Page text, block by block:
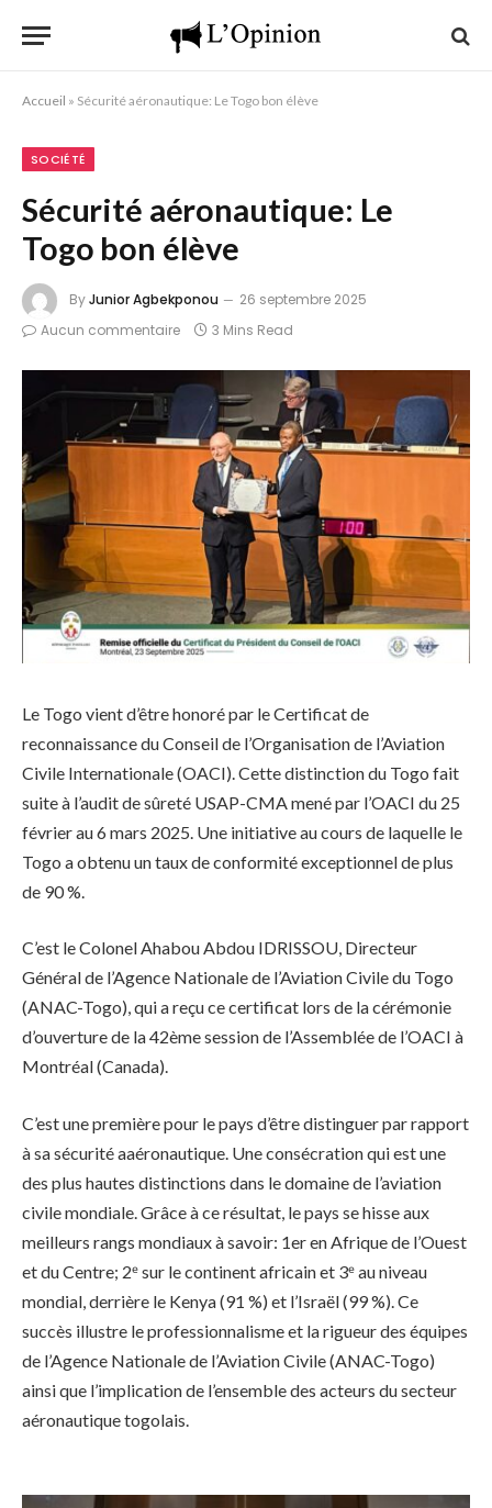
Accueil » Sécurité aéronautique: Le Togo bon élève
SOCIÉTÉ
Sécurité aéronautique: Le
Togo bon élève
ByJunior Agbekponou
26 septembre 2025
Aucun commentaire
3 Mins Read
Le Togo vient d’être honoré par le Certificat de
reconnaissance du Conseil de l’Organisation de l’Aviation
Civile Internationale (OACI). Cette distinction du Togo fait
suite à l’audit de sûreté USAP-CMA mené par l’OACI du 25
février au 6 mars 2025. Une initiative au cours de laquelle le
Togo a obtenu un taux de conformité exceptionnel de plus
de 90 %.
C’est le Colonel Ahabou Abdou IDRISSOU, Directeur
Général de l’Agence Nationale de l’Aviation Civile du Togo
(ANAC-Togo), qui a reçu ce certificat lors de la cérémonie
d’ouverture de la 42ème session de l’Assemblée de l’OACI à
Montréal (Canada).
C’est une première pour le pays d’être distinguer par rapport
à sa sécurité aaéronautique. Une consécration qui est une
des plus hautes distinctions dans le domaine de l’aviation
civile mondiale. Grâce à ce résultat, le pays se hisse aux
meilleurs rangs mondiaux à savoir: 1er en Afrique de l’Ouest
et du Centre; 2ᵉ sur le continent africain et 3ᵉ au niveau
mondial, derrière le Kenya (91 %) et l’Israël (99 %). Ce
succès illustre le professionnalisme et la rigueur des équipes
de l’Agence Nationale de l’Aviation Civile (ANAC-Togo)
ainsi que l’implication de l’ensemble des acteurs du secteur
aéronautique togolais.